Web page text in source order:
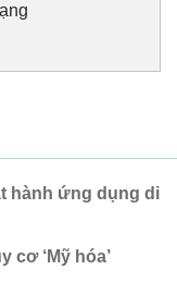
hành ứng dụng di
cơ ‘Mỹ hóa’